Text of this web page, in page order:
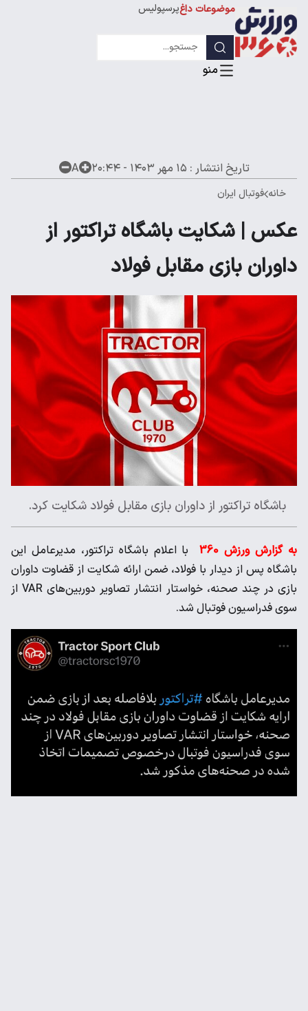
موضوعات داغپرسپولیس
لیگ قهرمانان
تاریخ انتشار : ۱۵ مهر ۱۴۰۳ - ۲۰:۴۴ A
خانه فوتبال ایران
عکس | شکایت باشگاه تراکتور از
داوران بازی مقابل فولاد
باشگاه تراکتور از داوران بازی مقابل فولاد شکایت کرد.
به گزارش ورزش 360
با اعلام باشگاه تراکتور، مدیرعامل این
باشگاه پس از دیدار با فولاد، ضمن ارائه شکایت از قضاوت داوران
بازی در چند صحنه، خواستار انتشار تصاویر دوربین‌های VAR از
سوی فدراسیون فوتبال شد.